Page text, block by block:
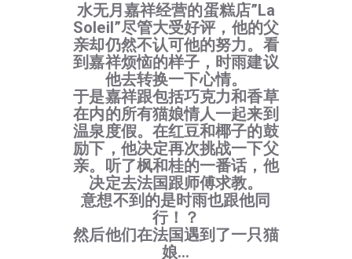
水无月嘉祥经营的蛋糕店”La
Soleil”尽管大受好评，他的父
亲却仍然不认可他的努力。看
到嘉祥烦恼的样子，时雨建议
他去转换一下心情。
于是嘉祥跟包括巧克力和香草
在内的所有猫娘情人一起来到
温泉度假。在红豆和椰子的鼓
励下，他决定再次挑战一下父
亲。听了枫和桂的一番话，他
决定去法国跟师傅求教。
意想不到的是时雨也跟他同
行！？
然后他们在法国遇到了一只猫
娘…